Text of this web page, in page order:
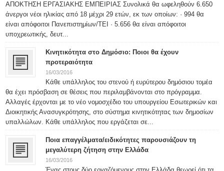
ΑΠΟΚΤΗΣΗ ΕΡΓΑΣΙΑΚΗΣ ΕΜΠΕΙΡΙΑΣ Συνολικά θα ωφεληθούν 6.650
άνεργοι νέοι ηλικίας από 18 μέχρι 29 ετών, εκ των οποίων: · 994 θα
είναι απόφοιτοι Πανεπιστημίων/ΤΕΙ · 5.656 θα είναι απόφοιτοι
υποχρεωτικής, δευτ...
Κινητικότητα στο Δημόσιο: Ποιοι θα έχουν
προτεραιότητα
16/03/2016
Κάθε υπάλληλος του στενού ή ευρύτερου δημόσιου τομέα
θα έχει πρόσβαση σε θέσεις που περιλαμβάνονται στο πρόγραμμα.
Αλλαγές έρχονται με το νέο νομοσχέδιο του υπουργείου Εσωτερικών και
Διοικητικής Ανασυγκρότησης, στο σύστημα κινητικότητας των δημοσίων
υπαλλώλων. Κάθε υπάλληλος που εργάζεται σε...
Ποια επαγγέλματα/ειδικότητες παρουσιάζουν τη
μεγαλύτερη ζήτηση στην Ελλάδα
16/03/2016